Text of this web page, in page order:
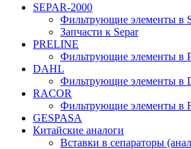
SEPAR-2000
Фильтрующие элементы в
Запчасти к Separ
PRELINE
Фильтрующие элементы в
DAHL
Фильтрующие элементы в
RACOR
Фильтрующие элементы в
GESPASA
Китайские аналоги
Вставки в сепараторы